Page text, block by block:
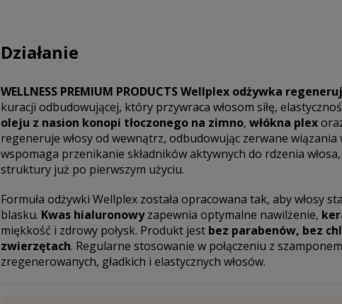
Działanie
WELLNESS PREMIUM PRODUCTS Wellplex odżywka
kuracji odbudowującej, który przywraca włosom siłę,
oleju z nasion konopi tłoczonego na zimno, włókna plex
regeneruje włosy od wewnątrz, odbudowując zerwane
wspomaga przenikanie składników aktywnych do rdzenia
struktury już po pierwszym użyciu.
Formuła odżywki Wellplex została opracowana tak, aby włosy
blasku. Kwas hialuronowyzapewnia optymalne nawilżenie,
miękkość i zdrowy połysk. Produkt jest bez parabenów, bez
zwierzętach. Regularne stosowanie w połączeniu z
zregenerowanych, gładkich i elastycznych włosów.